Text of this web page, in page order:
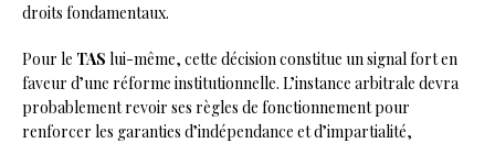
droits fondamentaux.
Pour le TAS lui-même, cette décision constitue un signal fort en
faveur d’une réforme institutionnelle. L’instance arbitrale devra
probablement revoir ses règles de fonctionnement pour
renforcer les garanties d’indépendance et d’impartialité,